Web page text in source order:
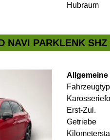
Hubraum
NAVI PARKLENK
Allgemeine
Fahrzeugtyp
Erst-Zul.
Getriebe